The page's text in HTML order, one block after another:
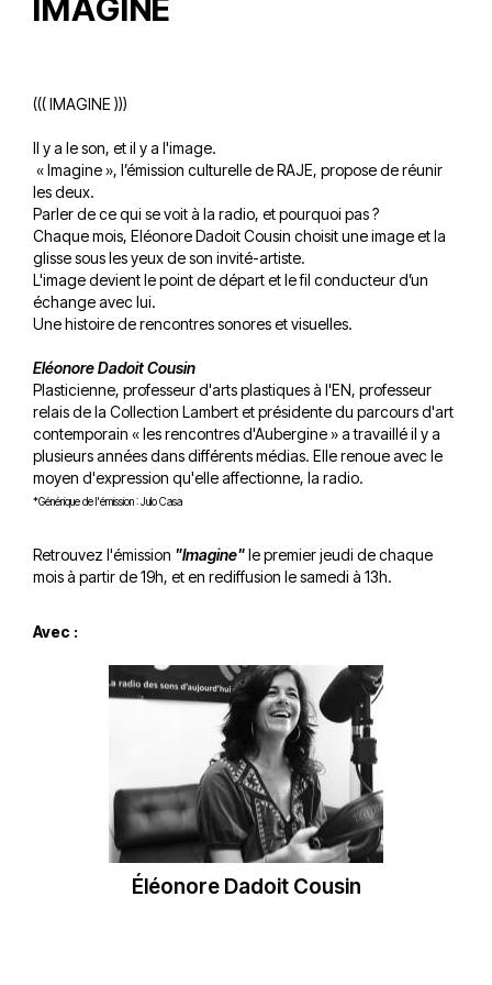
IMAGINE
((( IMAGINE )))
Il y a le son, et il y a l'image.
« Imagine », l’émission culturelle de RAJE, propose de réunir
les deux.
Parler de ce qui se voit à la radio, et pourquoi pas ?
Chaque mois, Eléonore Dadoit Cousin choisit une image et la
glisse sous les yeux de son invité-artiste.
L'image devient le point de départ et le fil conducteur d’un
échange avec lui.
Une histoire de rencontres sonores et visuelles.
Eléonore Dadoit Cousin
Plasticienne, professeur d'arts plastiques à l'EN, professeur
relais de la Collection Lambert et présidente du parcours d'art
contemporain « les rencontres d'Aubergine » a travaillé il y a
plusieurs années dans différents médias. Elle renoue avec le
moyen d'expression qu'elle affectionne, la radio.
*Générique de l'émission : Julo Casa
Retrouvez l'émission "Imagine"le premier jeudi de chaque
mois à partir de 19h, et en rediffusion le samedi à 13h.
Avec :
Éléonore Dadoit Cousin